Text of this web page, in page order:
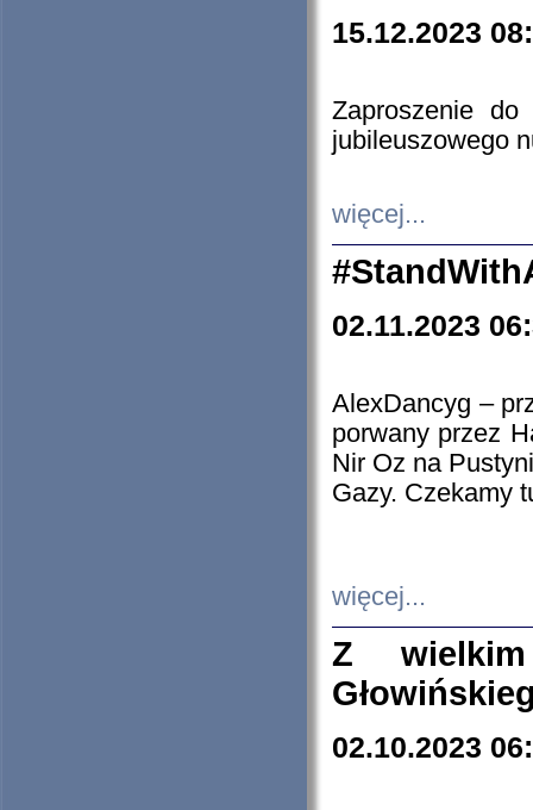
15.12.2023
Zaproszenie do
jubileuszowego
więcej...
02.11.2023
AlexDancyg –
porwany przez
Nir Oz na
Gazy. Czekamy
więcej...
Z
02.10.2023